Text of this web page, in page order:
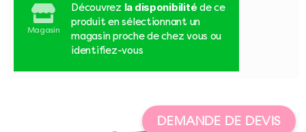
Magasin
Découvrez la disponibilité de ce
produit en sélectionnant un
magasin proche de chez vous ou
identifiez-vous
DEMANDE DE DEVIS